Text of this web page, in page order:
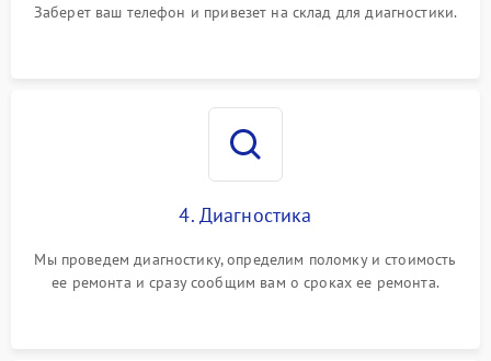
Заберет ваш телефон и привезет на склад для диагностики.
4. Диагностика
Мы проведем диагностику, определим поломку и стоимость
ее ремонта и сразу сообщим вам о сроках ее ремонта.